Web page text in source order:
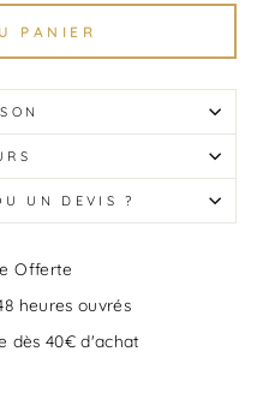
PANIER
UN DEVIS ?
Offerte
heures ouvrés
dès 40€ d'achat